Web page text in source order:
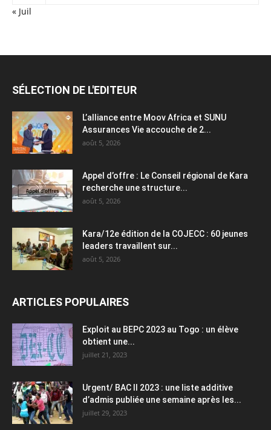
« Juil
SÉLECTION DE L'EDITEUR
L’alliance entre Moov Africa et SUNU
Assurances Vie accouche de 2...
août 5, 2026
Appel d’offre : Le Conseil régional de Kara
recherche une structure...
août 5, 2026
Kara/12e édition de la COJECC : 60 jeunes
leaders travaillent sur...
août 5, 2026
ARTICLES POPULAIRES
Exploit au BEPC 2023 au Togo : un élève
obtient une...
juillet 21, 2023
Urgent/ BAC II 2023 : une liste additive
d’admis publiée une semaine après les...
juillet 29, 2023